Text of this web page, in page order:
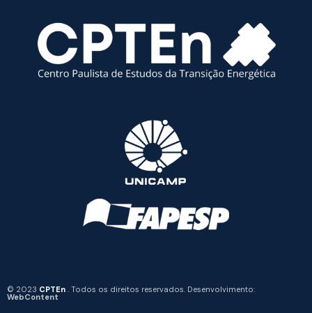
© 2023 CPTEn . Todos os direitos reservados. Desenvolvimento:
WebContent